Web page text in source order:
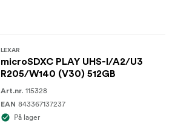
LEXAR
microSDXC PLAY UHS-I/A2/U3
R205/W140 (V30) 512GB
Art.nr. 115328
EAN 843367137237
På lager